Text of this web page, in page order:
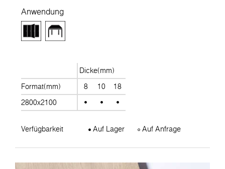
Anwendung
Dicke(mm)
Format(mm)
8 10
18
2800x2100
Verfügbarkeit Auf Lager Auf Anfrage